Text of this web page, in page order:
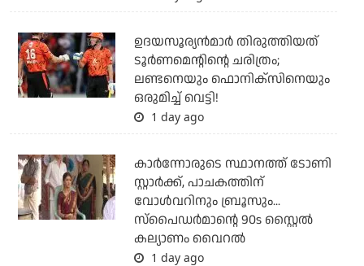
ഉദയസൂര്യന്‍മാര്‍ തിരുത്തിയത്
ടൂര്‍ണമെന്റിന്റെ ചരിത്രം;
ലണ്ടനെയും ഫൊനിക്‌സിനെയും
ഒരുമിച്ച് വെട്ടി!
1 day ago
കാര്‍ന്നോരുടെ സ്ഥാനത്ത് ടോണി
സ്റ്റാര്‍ക്ക്, പാചകത്തിന്
വോള്‍വറിനും ബ്രൂസും...
സ്‌പൈഡര്‍മാന്റെ 90s സ്റ്റൈല്‍
കല്യാണം വൈറല്‍
1 day ago